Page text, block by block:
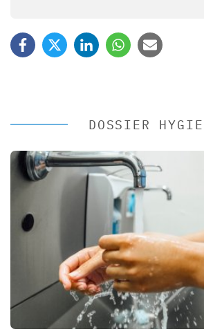
DOSSIER